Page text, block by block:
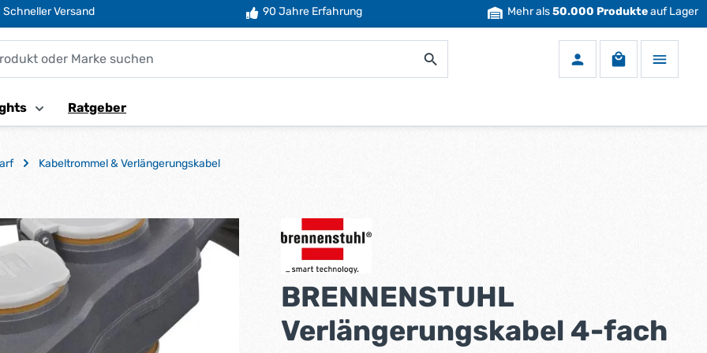
Schneller Versand 90 Jahre Erfahrung Mehr als50.000 Produkteauf Lager
Warenkorb
Ratgeber
Kabeltrommel & Verlängerungskabel
BRENNENSTUHL
Verlängerungskabel 4-fach